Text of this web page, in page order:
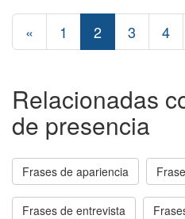
« 1 2 3 4
Relacionadas
de presencia
Frases de apariencia
Frases de entrevista